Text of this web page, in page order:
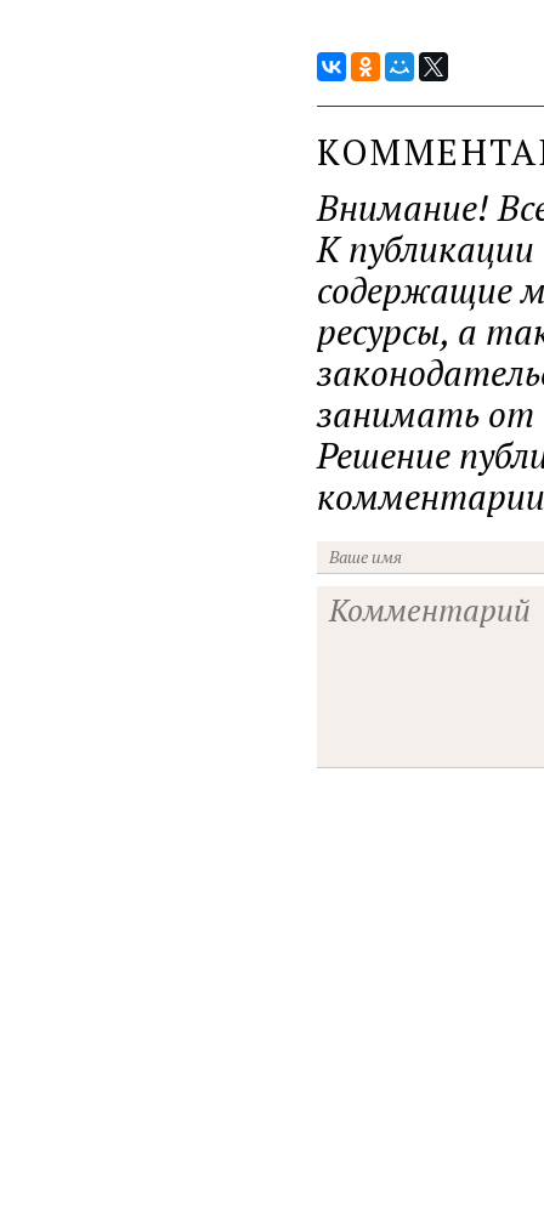
Внимание!
К
содержащие
ресурсы, а
занимать от
Решение